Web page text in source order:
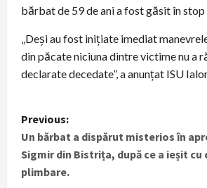
bărbat de 59 de ani a fost găsit în
„Deși au fost inițiate imediat
din păcate niciuna dintre victime nu a
declarate decedate”, a anunțat ISU
P
o
s
Previous:
Un bărbat a dispărut misterios în
Sigmir din Bistrița, după ce a ieșit cu
plimbare.